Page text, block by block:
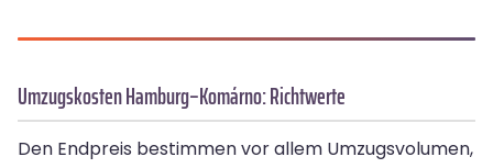
Umzugskosten Hamburg–Komárno: Richtwerte
Den Endpreis bestimmen vor allem Umzugsvolumen,